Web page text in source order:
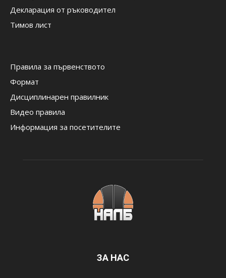
Декларация от ръководител
Тимов лист
Правила за първенството
Формат
Дисциплинарен правилник
Видео правила
Информация за посетителите
ЗА НАС